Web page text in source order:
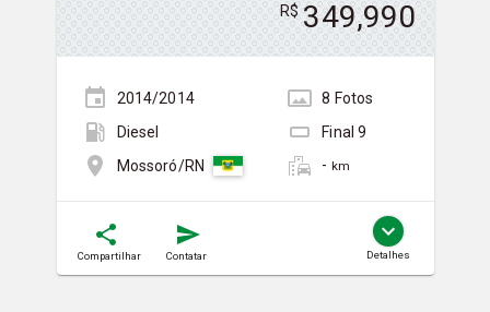
R$ 349,990
2014/2014 8 Fotos
Diesel
Final9
Mossoró/RN
- km
Compartilhar Contatar Detalhes